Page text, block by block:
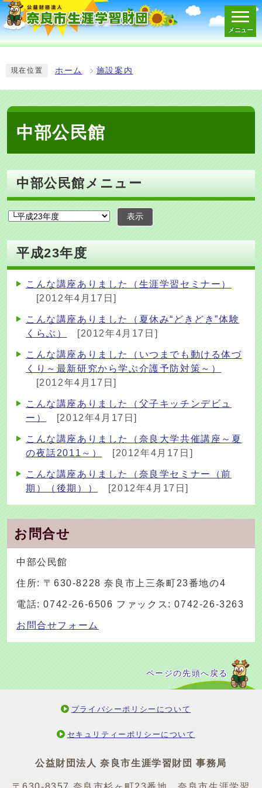
メニュー
現在位置 ホーム 施設案内
中部公民館
中部公民館メニュー
表示
平成23年度
こんな講座ありました（生涯学習セミナー）
[2012年4月17日]
こんな講座ありました（夏休み“どきどき”体験
くらぶ）
[2012年4月17日]
こんな講座ありました（いつまでも動ける体づ
くり～最新研究から学ぶ介護予防対策～）
[2012年4月17日]
こんな講座ありました（父子キッチンデビュ
ー）
[2012年4月17日]
こんな講座ありました（奈良大学共催講座～夏
の夜話2011～）
[2012年4月17日]
こんな講座ありました（奈良学セミナー（前
期）（後期））
[2012年4月17日]
お問合せ
中部公民館
住所: 〒630-8228 奈良市上三条町23番地の4
電話: 0742-26-6506 ファックス: 0742-26-3263
お問合せフォーム
ページの先頭へ戻る
プライバシーポリシーについて
セキュリティーポリシーについて
公益財団法人 奈良市生涯学習財団 事務局